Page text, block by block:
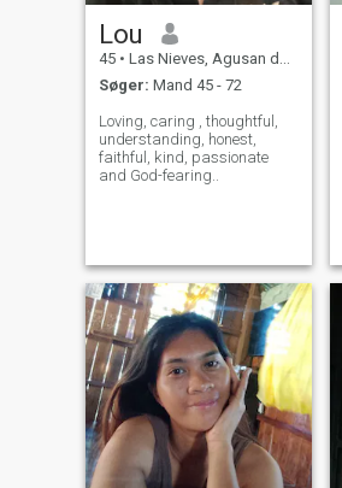
Lou
45 • Las Nieves, Agusan del Norte, Filippinerne
Søger: Mand 45 - 72
Loving, caring , thoughtful,
understanding, honest,
faithful, kind, passionate
and God-fearing..